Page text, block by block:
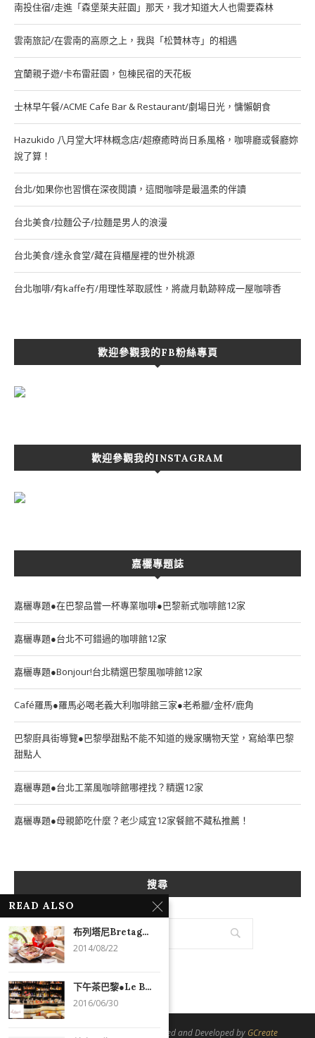
南投住宿/走進「森堡萊夫莊園」那天，我才知道大人也需要森林
雲南旅記/在雲南的高原之上，我與「松贊林寺」的相遇
宜蘭親子遊/卡布雷莊園，包棟民宿的天花板
士林早午餐/ACME Cafe Bar & Restaurant/劇場日光，慵懶朝食
Hazukido 八月堂大坪林概念店/超療癒時尚日系風格，咖啡廳或餐廳妳
說了算！
台北/如果你也習慣在深夜閱讀，這間咖啡是最溫柔的伴讀
台北美食/拉麵公子/拉麵是男人的浪漫
台北美食/達永食堂/藏在貨櫃屋裡的世外桃源
台北咖啡/有kaffe冇/用理性萃取感性，將歲月軌跡粹成一屋咖啡香
歡迎參觀我的FB粉絲專頁
歡迎參觀我的INSTAGRAM
嘉欐專題誌
嘉欐專題●在巴黎品嘗一杯專業咖啡●巴黎新式咖啡館12家
嘉欐專題●台北不可錯過的咖啡館12家
嘉欐專題●Bonjour!台北精選巴黎風咖啡館12家
Café羅馬●羅馬必喝老義大利咖啡館三家●老希臘/金杯/鹿角
巴黎廚具街導覽●巴黎學甜點不能不知道的幾家購物天堂，寫給準巴黎
甜點人
嘉欐專題●台北工業風咖啡館哪裡找？精選12家
嘉欐專題●母親節吃什麼？老少咸宜12家餐館不藏私推薦！
搜尋
@2021 - All Right Reserved. Designed and Developed by GCreate
READ ALSO
布列塔尼Bretag...
2014/08/22
下午茶巴黎●Le B...
2016/06/30